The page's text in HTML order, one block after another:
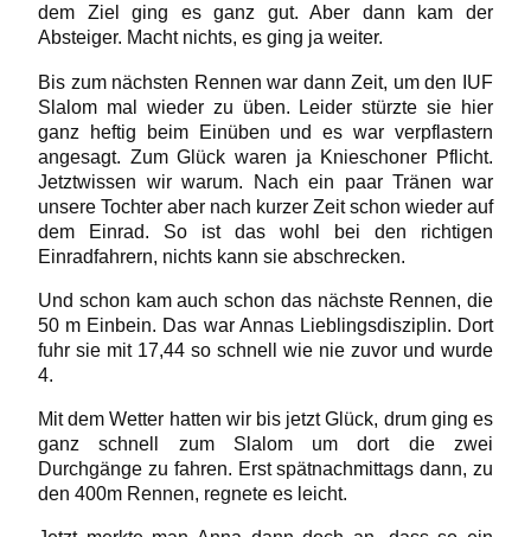
dem Ziel ging es ganz gut. Aber dann kam der
Absteiger. Macht nichts, es ging ja weiter.
Bis zum nächsten Rennen war dann Zeit, um den IUF
Slalom mal wieder zu üben. Leider stürzte sie hier
ganz heftig beim Einüben und es war verpflastern
angesagt. Zum Glück waren ja Knieschoner Pflicht.
Jetztwissen wir warum. Nach ein paar Tränen war
unsere Tochter aber nach kurzer Zeit schon wieder auf
dem Einrad. So ist das wohl bei den richtigen
Einradfahrern, nichts kann sie abschrecken.
Und schon kam auch schon das nächste Rennen, die
50 m Einbein. Das war Annas Lieblingsdisziplin. Dort
fuhr sie mit 17,44 so schnell wie nie zuvor und wurde
4.
Mit dem Wetter hatten wir bis jetzt Glück, drum ging es
ganz schnell zum Slalom um dort die zwei
Durchgänge zu fahren. Erst spätnachmittags dann, zu
den 400m Rennen, regnete es leicht.